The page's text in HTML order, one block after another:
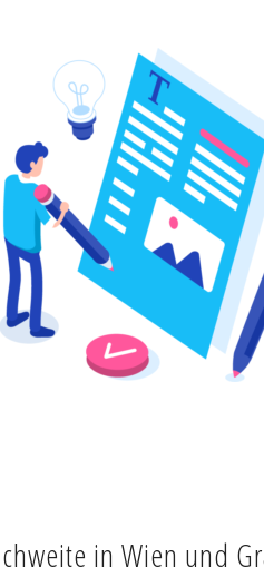
in Wien und